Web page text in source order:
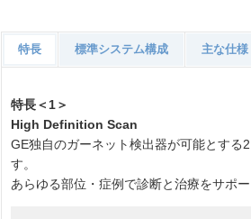
特長 標準システム構成 主な仕様
特長＜1＞
High Definition Scan
GE独自のガーネット検出器が可能とす
す。
あらゆる部位・症例で診断と治療をサポー